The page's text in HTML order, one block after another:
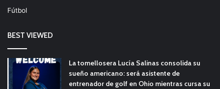
Fútbol
BEST VIEWED
La tomellosera Lucía Salinas consolida su
sueño americano: será asistente de
entrenador de golf en Ohio mientras cursa su